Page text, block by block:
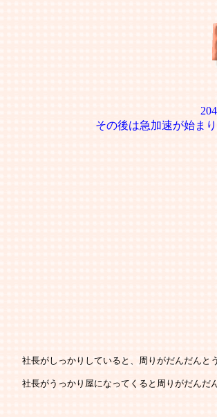
その後は急加速が始ま
社長がしっかりしていると、周りがだんだんと
社長がうっかり屋になってくると周りがだんだ